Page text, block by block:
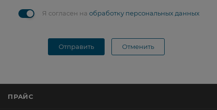
Я согласен на обработку персональных данных
Отправить Отменить
ПРАЙС